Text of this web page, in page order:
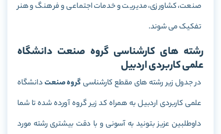
صنعت، کشاورزی، مدیریت و خدمات اجتماعی و فرهنگ و هنر
تفکیک می شوند.
رشته های کارشناسی گروه صنعت دانشگاه
علمی کاربردی اردبیل
در جدول زیر رشته های مقطع کارشناسیگروه صنعتدانشگاه
علمی کاربردی اردبیل به همراه کد زیر گروه آورده شده تا شما
داوطلبین عزیز بتونید به آسونی و با دقت بیشتری رشته مورد